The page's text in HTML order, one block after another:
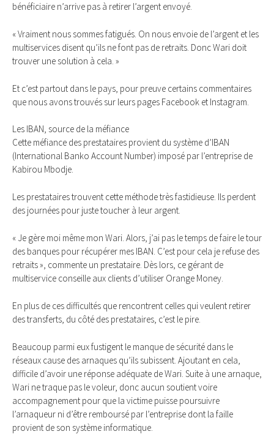
bénéficiaire n’arrive pas à retirer l’argent envoyé.
« Vraiment nous sommes fatigués. On nous envoie de l’argent et les
multiservices disent qu’ils ne font pas de retraits. Donc Wari doit
trouver une solution à cela. »
Et c’est partout dans le pays, pour preuve certains commentaires
que nous avons trouvés sur leurs pages Facebook et Instagram.
Les IBAN, source de la méfiance
Cette méfiance des prestataires provient du système d’IBAN
(International Banko Account Number) imposé par l’entreprise de
Kabirou Mbodje.
Les prestataires trouvent cette méthode très fastidieuse. Ils perdent
des journées pour juste toucher à leur argent.
« Je gère moi même mon Wari. Alors, j’ai pas le temps de faire le tour
des banques pour récupérer mes IBAN. C’est pour cela je refuse des
retraits », commente un prestataire. Dès lors, ce gérant de
multiservice conseille aux clients d’utiliser Orange Money.
En plus de ces difficultés que rencontrent celles qui veulent retirer
des transferts, du côté des prestataires, c’est le pire.
Beaucoup parmi eux fustigent le manque de sécurité dans le
réseaux cause des arnaques qu’ils subissent. Ajoutant en cela,
difficile d’avoir une réponse adéquate de Wari. Suite à une arnaque,
Wari ne traque pas le voleur, donc aucun soutient voire
accompagnement pour que la victime puisse poursuivre
l’arnaqueur ni d’être remboursé par l’entreprise dont la faille
provient de son système informatique.